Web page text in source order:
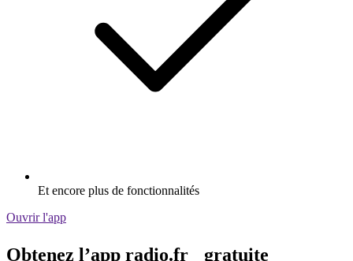
Et encore plus de fonctionnalités
Ouvrir l'app
Obtenez l’app radio.fr gratuite